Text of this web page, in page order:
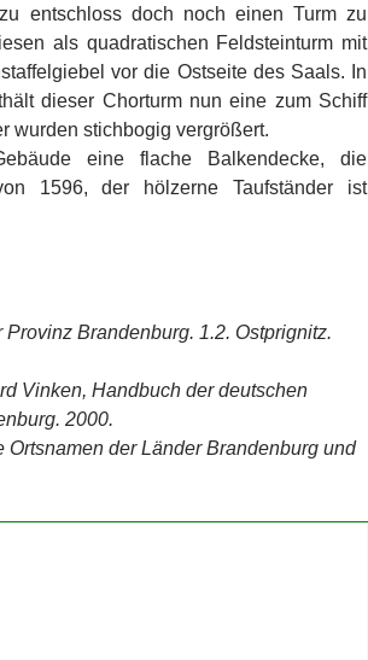
entschloss doch noch einen Turm zu
als quadratischen Feldsteinturm mit
vor die Ostseite des Saals. In
dieser Chorturm nun eine zum Schiff
wurden stichbogig vergrößert.
eine flache Balkendecke, die
1596, der hölzerne Taufständer ist
Brandenburg. 1.2. Ostprignitz.
Vinken, Handbuch der deutschen
2000.
Ortsnamen der Länder Brandenburg und